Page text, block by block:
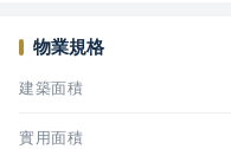
物業規格
建築面積
實用面積